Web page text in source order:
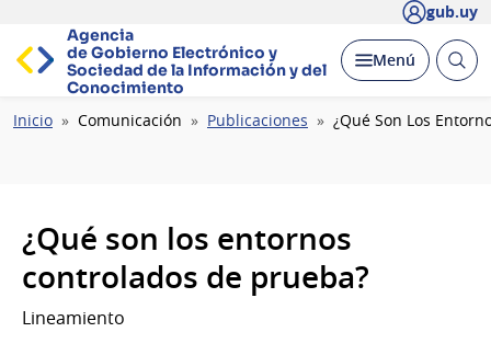
gub.uy
Agencia
de Gobierno Electrónico y
Sociedad de la Información y del
Conocimiento
Desplegar
Menú Abrir
Ruta
Inicio Comunicación Publicaciones ¿Qué Son Los
¿Qué son los entornos
controlados de prueba?
Lineamiento